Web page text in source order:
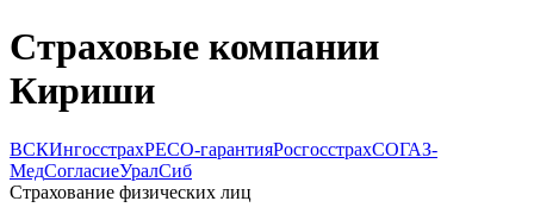
Страховые компании
Кириши
ВСКИнгосстрахРЕСО-гарантияРосгосстрахСОГАЗ-
МедСогласиеУралСиб
Страхование физических лиц